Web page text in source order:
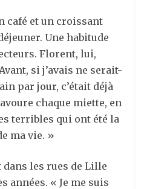
café et un croissant
Une habitude
Florent, lui,
si j’avais ne serait-
par jour, c’était déjà
chaque miette, en
terribles qui ont été la
ma vie. »
dans les rues de Lille
années. « Je me suis